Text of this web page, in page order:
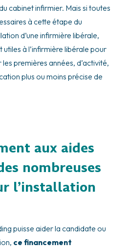
cabinet infirmier. Mais si toutes
à cette étape du
d’une infirmière libérale,
à l’infirmière libérale pour
premières années, d’activité,
plus ou moins précise de
aux aides
nombreuses
l’installation
puisse aider la candidate ou
ce financement